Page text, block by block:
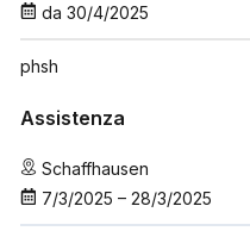
da 30/4/2025
phsh
Assistenza
Schaffhausen
7/3/2025 – 28/3/2025